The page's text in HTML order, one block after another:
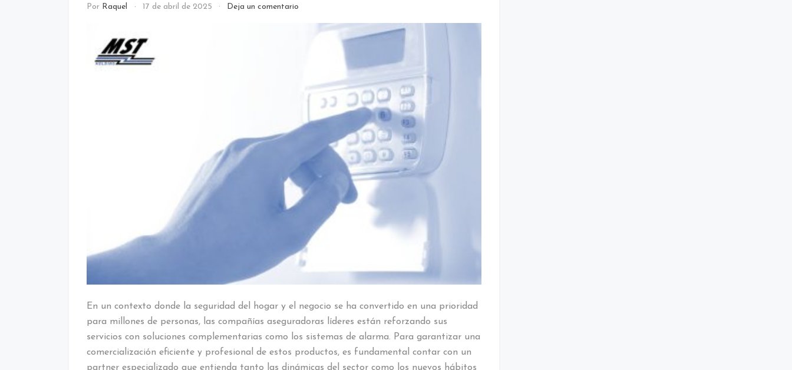
Por Raquel 17 de abril de 2025
call
Deja un comentario
En un contexto donde la seguridad del hogar y el negocio se ha convertido en una prioridad
para millones de personas, las compañías aseguradoras líderes están reforzando sus
servicios con soluciones complementarias como los sistemas de alarma. Para garantizar una
comercialización eficiente y profesional de estos productos, es fundamental contar con un
partner especializado que entienda tanto las dinámicas del sector como los nuevos hábitos